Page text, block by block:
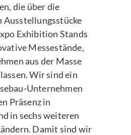
die über die
Ausstellungsstücke
Exhibition Stands
Messestände,
aus der Masse
Wir sind ein
Unternehmen
Präsenz in
in sechs weiteren
Damit sind wir